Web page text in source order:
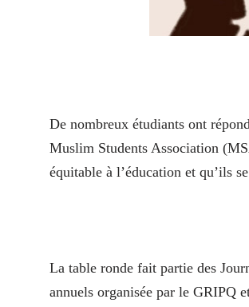
De nombreux étudiants ont
Muslim Students Association
équitable à l’éducation et qu’ils
La table ronde fait partie des
annuels organisée par le GRIPQ